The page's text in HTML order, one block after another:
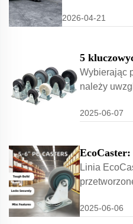
chemiczną...obecność na
Serdecznie
2026-04-21
5
wybieraniu
Wybierając
należy
zapas
temperatur
2025-06-07
Linia
wózki
2025-06-06